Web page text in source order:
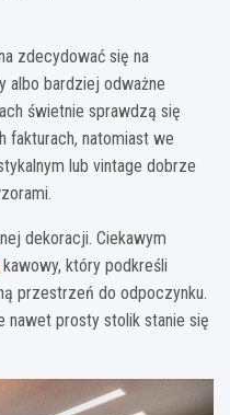
zdecydować się na
albo bardziej odważne
świetnie sprawdzą się
fakturach, natomiast we
lub vintage dobrze
dekoracji. Ciekawym
kawowy, który podkreśli
przestrzeń do odpoczynku.
nawet prosty stolik stanie się